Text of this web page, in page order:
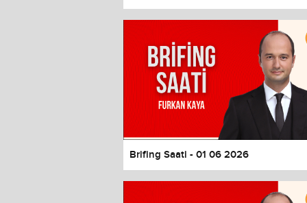
Brifing Saati - 01 06 2026